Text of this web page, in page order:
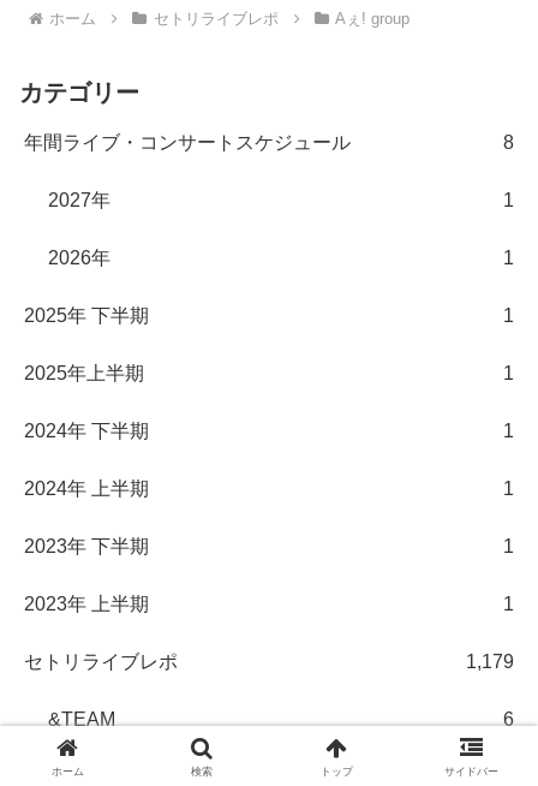
ホーム セトリライブレポ Aぇ! group
カテゴリー
年間ライブ・コンサートスケジュール 8
2027年 1
2026年 1
2025年 下半期 1
2025年上半期 1
2024年 下半期 1
2024年 上半期 1
2023年 下半期 1
2023年 上半期 1
セトリライブレポ 1,179
&TEAM 6
Aぇ! group
ホーム 検索 トップ サイドバー